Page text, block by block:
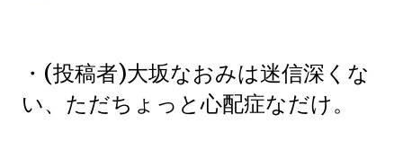
・(投稿者)大坂なおみは迷信深くな
い、ただちょっと心配症なだけ。